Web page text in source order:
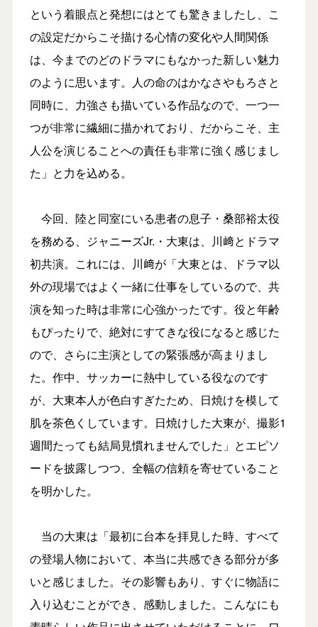
という着眼点と発想にはとても驚きましたし、こ
の設定だからこそ描ける心情の変化や人間関係
は、今までのどのドラマにもなかった新しい魅力
のように思います。人の命のはかなさやもろさと
同時に、力強さも描いている作品なので、一つ一
つが非常に繊細に描かれており、だからこそ、主
人公を演じることへの責任も非常に強く感じまし
た」と力を込める。
今回、陸と同室にいる患者の息子・桑部裕太役
を務める、ジャニーズJr.・大東は、川﨑とドラマ
初共演。これには、川﨑が「大東とは、ドラマ以
外の現場ではよく一緒に仕事をしているので、共
演を知った時は非常に心強かったです。役と年齢
もぴったりで、絶対にすてきな役になると感じた
ので、さらに主演としての緊張感が高まりまし
た。作中、サッカーに熱中している役なのです
が、大東本人が色白すぎたため、日焼けを模して
肌を茶色くしています。日焼けした大東が、撮影1
週間たっても結局見慣れませんでした」とエピソ
ードを披露しつつ、全幅の信頼を寄せていること
を明かした。
当の大東は「最初に台本を拝見した時、すべて
の登場人物において、本当に共感できる部分が多
いと感じました。その影響もあり、すぐに物語に
入り込むことができ、感動しました。こんなにも